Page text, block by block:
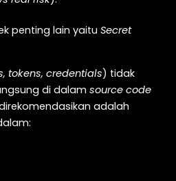
penting lain yaitu Secret
tokens, credentials) tidak
di dalam source code
adalah